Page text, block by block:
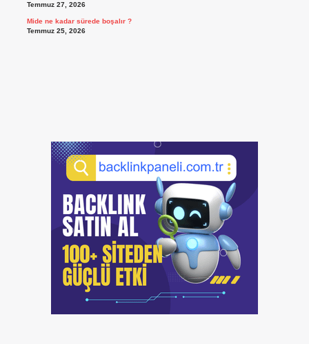
Temmuz 27, 2026
Mide ne kadar sürede boşalır ?
Temmuz 25, 2026